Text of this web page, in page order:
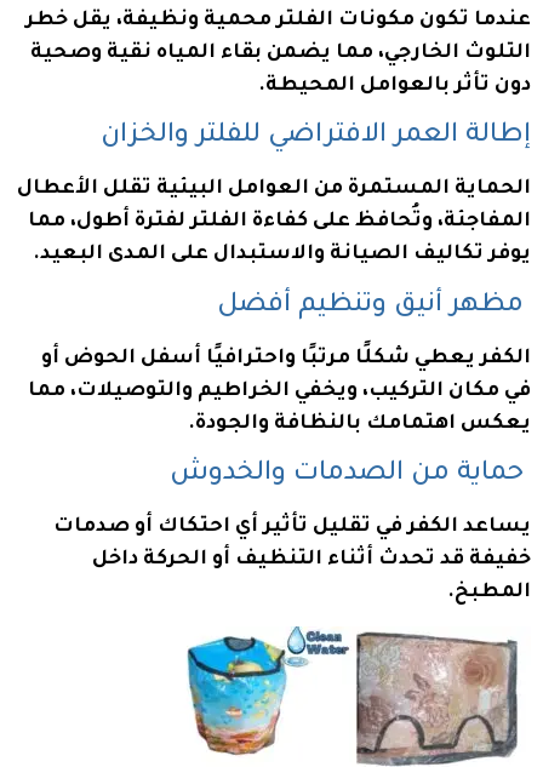
عندما تكون مكونات الفلتر محمية ونظيفة، يقل خطر
التلوث الخارجي، مما يضمن بقاء المياه نقية وصحية
دون تأثر بالعوامل المحيطة.
إطالة العمر الافتراضي للفلتر والخزان
الحماية المستمرة من العوامل البيئية تقلل الأعطال
المفاجئة، وتُحافظ على كفاءة الفلتر لفترة أطول، مما
يوفر تكاليف الصيانة والاستبدال على المدى البعيد.
مظهر أنيق وتنظيم أفضل
الكفر يعطي شكلًا مرتبًا واحترافيًا أسفل الحوض أو
في مكان التركيب، ويخفي الخراطيم والتوصيلات، مما
يعكس اهتمامك بالنظافة والجودة.
حماية من الصدمات والخدوش
يساعد الكفر في تقليل تأثير أي احتكاك أو صدمات
خفيفة قد تحدث أثناء التنظيف أو الحركة داخل
المطبخ.